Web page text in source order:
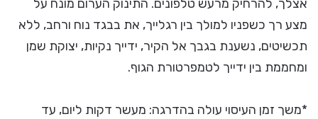
אצלך, להרחיק מרעש טלפונים. התינוק הערום מונח על
מצע רך כשפניו למולך בין רגלייך, את בבגד נוח ורחב, ללא
תכשיטים, נשענת בגבך אל הקיר, ידייך נקיות, יצוקת שמן
ומחממת בין ידייך לטמפרטורת הגוף.
*משך זמן העיסוי עולה בהדרגה: מעשר דקות ליום, עד